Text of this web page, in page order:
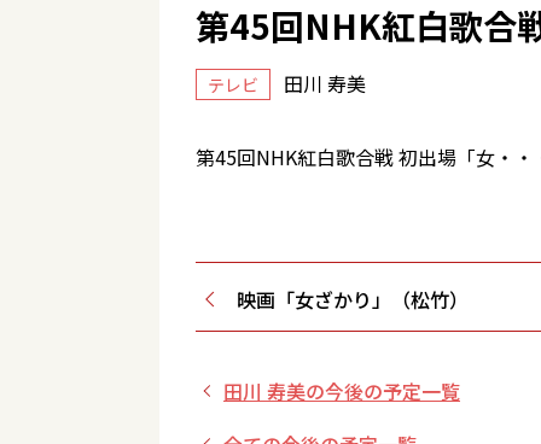
第45回NHK紅白歌合
テレビ 田川 寿美
第45回NHK紅白歌合戦 初出場「女・・
映画「女ざかり」（松竹）
田川 寿美の今後の予定一覧